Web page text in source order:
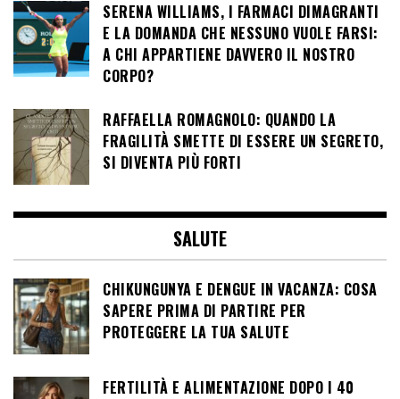
SERENA WILLIAMS, I FARMACI DIMAGRANTI
E LA DOMANDA CHE NESSUNO VUOLE FARSI:
A CHI APPARTIENE DAVVERO IL NOSTRO
CORPO?
RAFFAELLA ROMAGNOLO: QUANDO LA
FRAGILITÀ SMETTE DI ESSERE UN SEGRETO,
SI DIVENTA PIÙ FORTI
SALUTE
CHIKUNGUNYA E DENGUE IN VACANZA: COSA
SAPERE PRIMA DI PARTIRE PER
PROTEGGERE LA TUA SALUTE
FERTILITÀ E ALIMENTAZIONE DOPO I 40